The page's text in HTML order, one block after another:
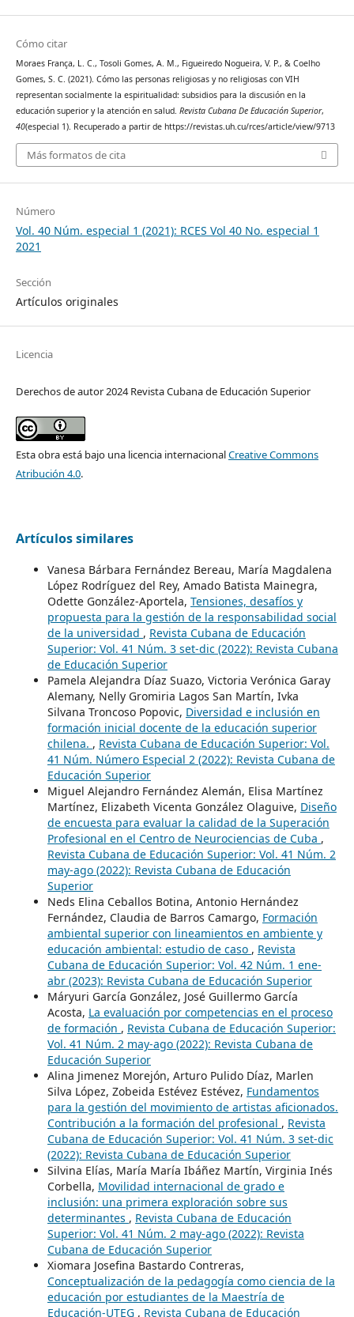
Cómo citar
Moraes França, L. C., Tosoli Gomes, A. M., Figueiredo Nogueira, V. P., & Coelho
Gomes, S. C. (2021). Cómo las personas religiosas y no religiosas con VIH
representan socialmente la espiritualidad: subsidios para la discusión en la
educación superior y la atención en salud. Revista Cubana De Educación Superior,
40(especial 1). Recuperado a partir de https://revistas.uh.cu/rces/article/view/9713
Más formatos de cita
Número
Vol. 40 Núm. especial 1 (2021): RCES Vol 40 No. especial 1
2021
Sección
Artículos originales
Licencia
Derechos de autor 2024 Revista Cubana de Educación Superior
Esta obra está bajo una licencia internacionalCreative Commons
Atribución 4.0.
Artículos similares
Vanesa Bárbara Fernández Bereau, María Magdalena
López Rodríguez del Rey, Amado Batista Mainegra,
Odette González-Aportela, Tensiones, desafíos y
propuesta para la gestión de la responsabilidad social
de la universidad , Revista Cubana de Educación
Superior: Vol. 41 Núm. 3 set-dic (2022): Revista Cubana
de Educación Superior
Pamela Alejandra Díaz Suazo, Victoria Verónica Garay
Alemany, Nelly Gromiria Lagos San Martín, Ivka
Silvana Troncoso Popovic, Diversidad e inclusión en
formación inicial docente de la educación superior
chilena. , Revista Cubana de Educación Superior: Vol.
41 Núm. Número Especial 2 (2022): Revista Cubana de
Educación Superior
Miguel Alejandro Fernández Alemán, Elisa Martínez
Martínez, Elizabeth Vicenta González Olaguive, Diseño
de encuesta para evaluar la calidad de la Superación
Profesional en el Centro de Neurociencias de Cuba ,
Revista Cubana de Educación Superior: Vol. 41 Núm. 2
may-ago (2022): Revista Cubana de Educación
Superior
Neds Elina Ceballos Botina, Antonio Hernández
Fernández, Claudia de Barros Camargo, Formación
ambiental superior con lineamientos en ambiente y
educación ambiental: estudio de caso , Revista
Cubana de Educación Superior: Vol. 42 Núm. 1 ene-
abr (2023): Revista Cubana de Educación Superior
Máryuri García González, José Guillermo García
Acosta, La evaluación por competencias en el proceso
de formación , Revista Cubana de Educación Superior:
Vol. 41 Núm. 2 may-ago (2022): Revista Cubana de
Educación Superior
Alina Jimenez Morejón, Arturo Pulido Díaz, Marlen
Silva López, Zobeida Estévez Estévez, Fundamentos
para la gestión del movimiento de artistas aficionados.
Contribución a la formación del profesional , Revista
Cubana de Educación Superior: Vol. 41 Núm. 3 set-dic
(2022): Revista Cubana de Educación Superior
Silvina Elías, María María Ibáñez Martín, Virginia Inés
Corbella, Movilidad internacional de grado e
inclusión: una primera exploración sobre sus
determinantes , Revista Cubana de Educación
Superior: Vol. 41 Núm. 2 may-ago (2022): Revista
Cubana de Educación Superior
Xiomara Josefina Bastardo Contreras,
Conceptualización de la pedagogía como ciencia de la
educación por estudiantes de la Maestría de
Educación-UTEG , Revista Cubana de Educación